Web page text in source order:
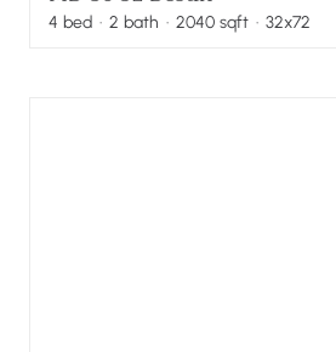
4 bed · 2 bath · 2040 sqft· 32x72